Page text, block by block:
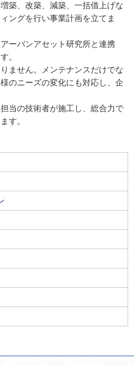
築、改築、減築、一括借上げな
ングを行い事業計画を立てま
ーバンアセット研究所と連携
。
ません。メンテナンスだけでな
のニーズの変化にも対応し、企
当の技術者が施工し、総合力で
す。